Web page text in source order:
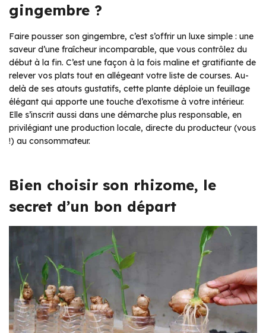
gingembre ?
Faire pousser son gingembre, c’est s’offrir un luxe simple : une
saveur d’une fraîcheur incomparable, que vous contrôlez du
début à la fin. C’est une façon à la fois maline et gratifiante de
relever vos plats tout en allégeant votre liste de courses. Au-
delà de ses atouts gustatifs, cette plante déploie un feuillage
élégant qui apporte une touche d’exotisme à votre intérieur.
Elle s’inscrit aussi dans une démarche plus responsable, en
privilégiant une production locale, directe du producteur (vous
!) au consommateur.
Bien choisir son rhizome, le
secret d’un bon départ